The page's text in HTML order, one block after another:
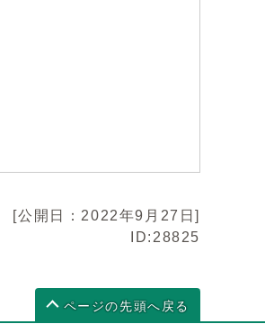
[公開日：2022年9月27日]
ID:28825
ページの先頭へ戻る